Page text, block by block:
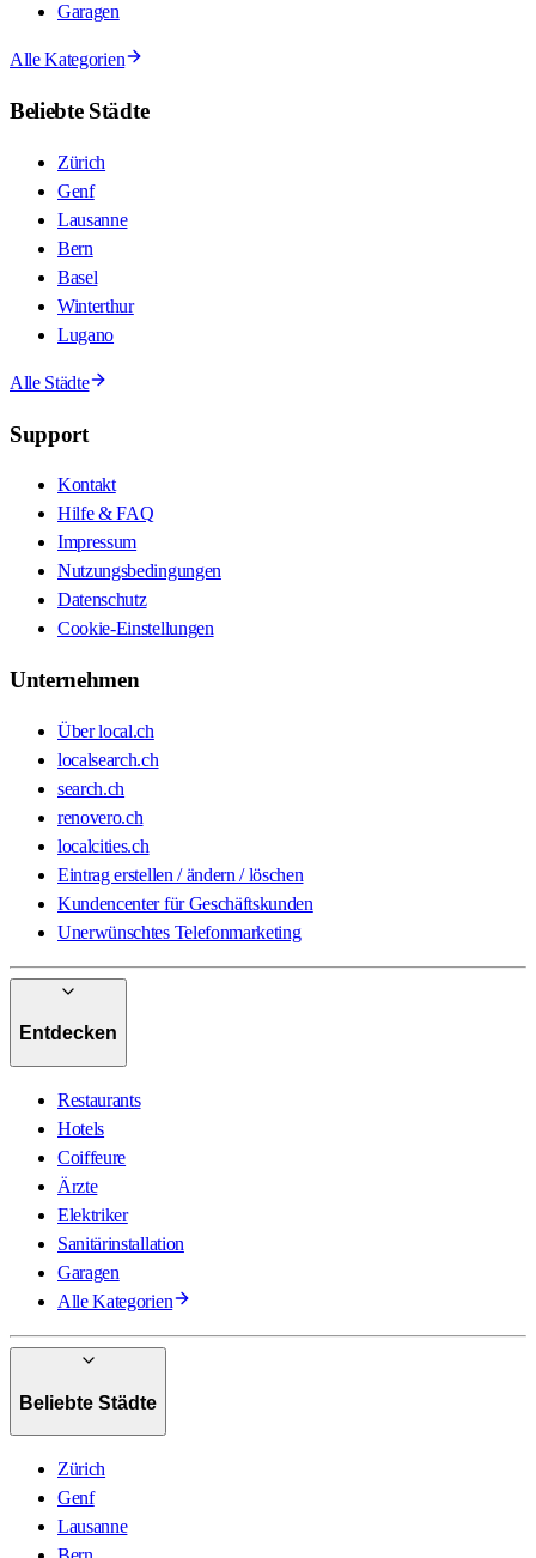
Garagen
Alle Kategorien
Beliebte Städte
Zürich
Genf
Lausanne
Bern
Basel
Winterthur
Lugano
Alle Städte
Support
Kontakt
Hilfe & FAQ
Impressum
Nutzungsbedingungen
Datenschutz
Cookie-Einstellungen
Unternehmen
Über local.ch
localsearch.ch
search.ch
renovero.ch
localcities.ch
Eintrag erstellen / ändern / löschen
Kundencenter für Geschäftskunden
Unerwünschtes Telefonmarketing
Entdecken
Restaurants
Hotels
Coiffeure
Ärzte
Elektriker
Sanitärinstallation
Garagen
Alle Kategorien
Beliebte Städte
Zürich
Genf
Lausanne